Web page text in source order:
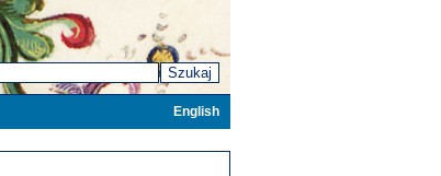
Szukaj
English